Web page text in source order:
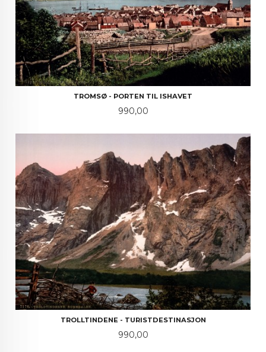
TROMSØ - PORTEN TIL ISHAVET
Pris
990,00
TROLLTINDENE - TURISTDESTINASJON
Pris
990,00